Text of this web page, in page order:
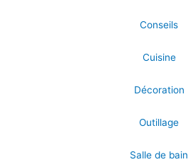
Conseils
Cuisine
Décoration
Outillage
Salle de bain